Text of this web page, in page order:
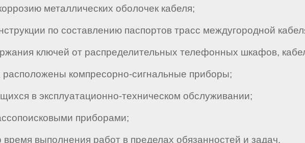
металлических оболочек кабеля;
по составлению паспортов трасс междугородной
ключей от распределительных телефонных шкафов,
компресорно-сигнальные приборы;
в эксплуатационно-техническом обслуживании;
приборами;
выполнения работ в пределах обязанностей и задач.